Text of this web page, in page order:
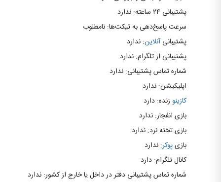
پشتیبانی ۲۴ ساعته: ندارد
سرعت پاسخ‌دهی به تیکت‌ها: نامطلوب
پشتیبانیآنلاین: ندارد
پشتیبانی از تلگرام: ندارد
شماره تماس پشتیبانی: ندارد
اپلیکیشن: ندارد
کازینو زنده: دارد
بازی انفجار: ندارد
بازی تخته نرد: ندارد
بازیپوکر: ندارد
کانال تلگرام: دارد
شماره تماس پشتیبانی دفتر در داخل یا خارج از کشور: ندارد